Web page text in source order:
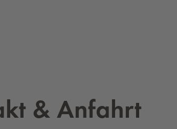
& Anfahrt